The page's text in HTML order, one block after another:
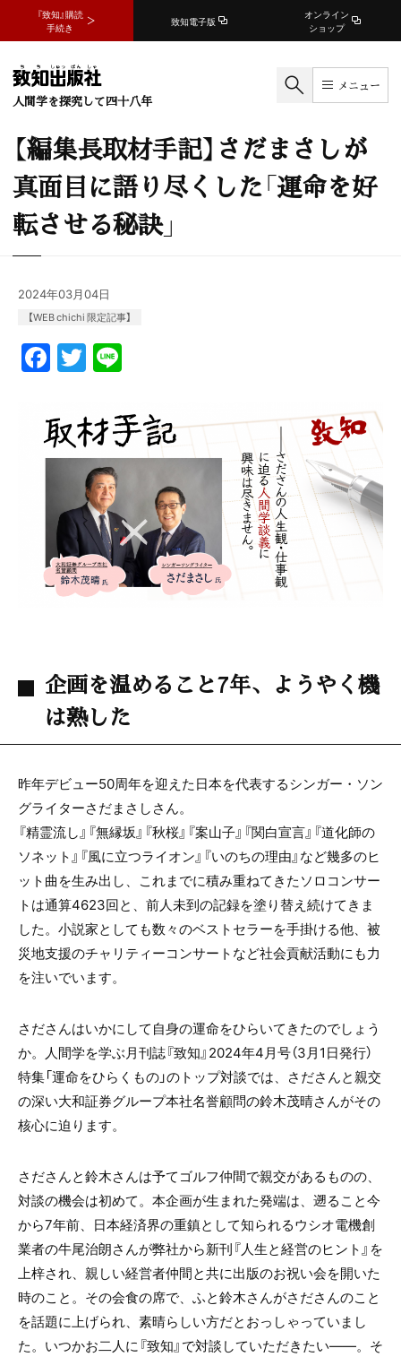
『致知』購読
手続き
致知電子版
オンライン
ショップ
人間学を探究して四十八年
メニュー
【編集長取材手記】さだまさしが
真面目に語り尽くした「運命を好
転させる秘訣」
2024年03月04日
【WEB chichi 限定記事】
F
a
c
e
b
o
o
k
T
w
itt
er
e
企画を温めること7年、ようやく機
は熟した
昨年デビュー50周年を迎えた日本を代表するシンガー・ソン
グライターさだまさしさん。
『精霊流し』『無縁坂』『秋桜』『案山子』『関白宣言』『道化師の
ソネット』『風に立つライオン』『いのちの理由』など幾多のヒ
ット曲を生み出し、これまでに積み重ねてきたソロコンサー
トは通算4623回と、前人未到の記録を塗り替え続けてきま
した。小説家としても数々のベストセラーを手掛ける他、被
災地支援のチャリティーコンサートなど社会貢献活動にも力
を注いでいます。
さださんはいかにして自身の運命をひらいてきたのでしょう
か。人間学を学ぶ月刊誌『致知』2024年4月号（3月1日発行）
特集「運命をひらくもの」のトップ対談では、さださんと親交
の深い大和証券グループ本社名誉顧問の鈴木茂晴さんがその
核心に迫ります。
さださんと鈴木さんは予てゴルフ仲間で親交があるものの、
対談の機会は初めて。本企画が生まれた発端は、遡ること今
から7年前、日本経済界の重鎮として知られるウシオ電機創
業者の牛尾治朗さんが弊社から新刊『人生と経営のヒント』を
上梓され、親しい経営者仲間と共に出版のお祝い会を開いた
時のこと。その会食の席で、ふと鈴木さんがさださんのこと
を話題に上げられ、素晴らしい方だとおっしゃっていまし
た。いつかお二人に『致知』で対談していただきたい――。そ